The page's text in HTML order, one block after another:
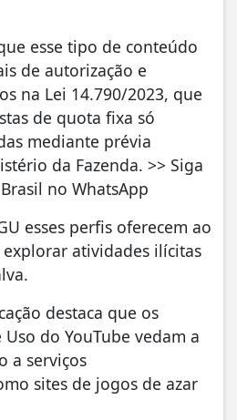
esse tipo de conteúdo
de autorização e
na Lei 14.790/2023, que
de quota fixa só
mediante prévia
da Fazenda. >> Siga
no WhatsApp
esses perfis oferecem ao
atividades ilícitas
destaca que os
do YouTube vedam a
a serviços
sites de jogos de azar